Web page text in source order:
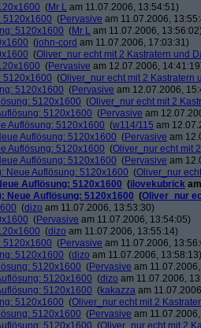
(Mr L am 11.07.2006, 13:54:51)
5120x1600 (Pervasive am 11.07.2006,
5120x1600 (Mr L am 11.07.2006, 13:56:02)
(john-cord am 11.07.2006, 17:03:31)
(Oliver_nur echt mit 2 Kastratern und
(Pervasive am 12.07.2006,
5120x1600 (Oliver_nur echt mit 2 Kastratern
5120x1600 (Pervasive am 12.07.2006,
5120x1600 (Oliver_nur echt mit 2
5120x1600 (Pervasive am
Auflösung: 5120x1600 (w114/115 am
Auflösung: 5120x1600 (Pervasive am
Auflösung: 5120x1600 (Oliver_nur echt mit
Auflösung: 5120x1600 (Pervasive am
Neue Auflösung: 5120x1600 (Oliver_nur
Auflösung: 5120x1600 (ilovekubrick
Neue Auflösung: 5120x1600 (Oliver_nur
(dizo am 11.07.2006, 13:53:30)
(Pervasive am 11.07.2006, 13:54:05)
(dizo am 11.07.2006, 13:55:14)
5120x1600 (Pervasive am 11.07.2006,
5120x1600 (dizo am 11.07.2006, 13:58:13)
5120x1600 (Pervasive am
5120x1600 (dizo am 11.07.2006,
5120x1600 (kakazza am
5120x1600 (Oliver_nur echt mit 2
5120x1600 (Pervasive am
5120x1600 (Oliver_nur echt mit 2